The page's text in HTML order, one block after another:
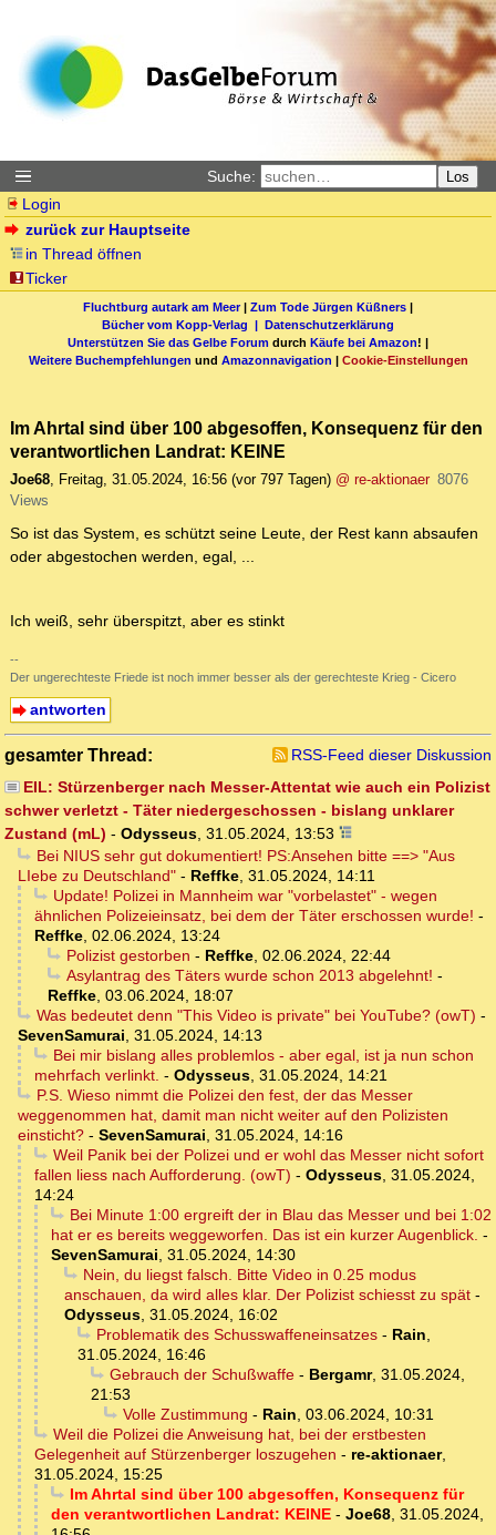
Suche: Los
Login
zurück zur Hauptseite
in Thread öffnen
Ticker
Fluchtburg autark am Meer| Zum Tode Jürgen Küßners |
Bücher vom Kopp-Verlag | Datenschutzerklärung
Unterstützen Sie das Gelbe Forum durch Käufe bei Amazon! |
Weitere Buchempfehlungen und Amazonnavigation | Cookie-Einstellungen
Im Ahrtal sind über 100 abgesoffen, Konsequenz für den
verantwortlichen Landrat: KEINE
Joe68, Freitag, 31.05.2024, 16:56 (vor 797 Tagen) @ re-aktionaer 8076
Views
So ist das System, es schützt seine Leute, der Rest kann absaufen
oder abgestochen werden, egal, ...
Ich weiß, sehr überspitzt, aber es stinkt
--
Der ungerechteste Friede ist noch immer besser als der gerechteste Krieg - Cicero
antworten
gesamter Thread:
RSS-Feed dieser Diskussion
EIL: Stürzenberger nach Messer-Attentat wie auch ein Polizist
schwer verletzt - Täter niedergeschossen - bislang unklarer
Zustand (mL) - Odysseus, 31.05.2024, 13:53
Bei NIUS sehr gut dokumentiert! PS:Ansehen bitte ==> "Aus
LIebe zu Deutschland" - Reffke, 31.05.2024, 14:11
Update! Polizei in Mannheim war "vorbelastet" - wegen
ähnlichen Polizeieinsatz, bei dem der Täter erschossen wurde! -
Reffke, 02.06.2024, 13:24
Polizist gestorben - Reffke, 02.06.2024, 22:44
Asylantrag des Täters wurde schon 2013 abgelehnt! -
Reffke, 03.06.2024, 18:07
Was bedeutet denn "This Video is private" bei YouTube? (owT) -
SevenSamurai, 31.05.2024, 14:13
Bei mir bislang alles problemlos - aber egal, ist ja nun schon
mehrfach verlinkt. - Odysseus, 31.05.2024, 14:21
P.S. Wieso nimmt die Polizei den fest, der das Messer
weggenommen hat, damit man nicht weiter auf den Polizisten
einsticht? - SevenSamurai, 31.05.2024, 14:16
Weil Panik bei der Polizei und er wohl das Messer nicht sofort
fallen liess nach Aufforderung. (owT) - Odysseus, 31.05.2024,
14:24
Bei Minute 1:00 ergreift der in Blau das Messer und bei 1:02
hat er es bereits weggeworfen. Das ist ein kurzer Augenblick. -
SevenSamurai, 31.05.2024, 14:30
Nein, du liegst falsch. Bitte Video in 0.25 modus
anschauen, da wird alles klar. Der Polizist schiesst zu spät -
Odysseus, 31.05.2024, 16:02
Problematik des Schusswaffeneinsatzes- Rain,
31.05.2024, 16:46
Gebrauch der Schußwaffe- Bergamr, 31.05.2024,
21:53
Volle Zustimmung - Rain, 03.06.2024, 10:31
Weil die Polizei die Anweisung hat, bei der erstbesten
Gelegenheit auf Stürzenberger loszugehen - re-aktionaer,
31.05.2024, 15:25
Im Ahrtal sind über 100 abgesoffen, Konsequenz für
den verantwortlichen Landrat: KEINE - Joe68, 31.05.2024,